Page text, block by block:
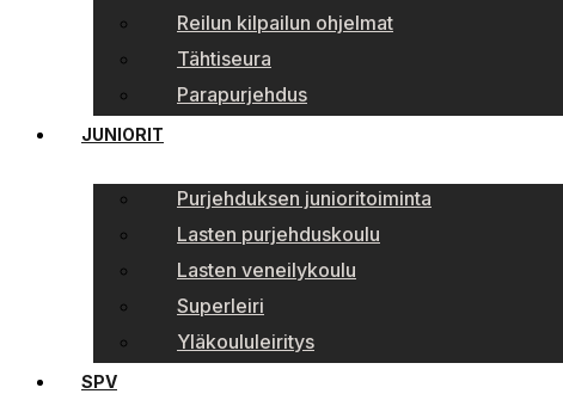
Reilun kilpailun ohjelmat
Tähtiseura
Parapurjehdus
JUNIORIT
Purjehduksen junioritoiminta
Lasten purjehduskoulu
Lasten veneilykoulu
Superleiri
Yläkoululeiritys
SPV